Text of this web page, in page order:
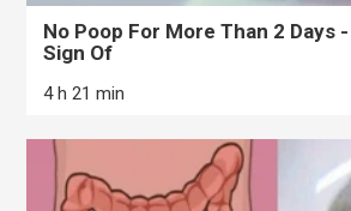
No Poop For More Than 2 Days
Sign Of
4 h 21 min